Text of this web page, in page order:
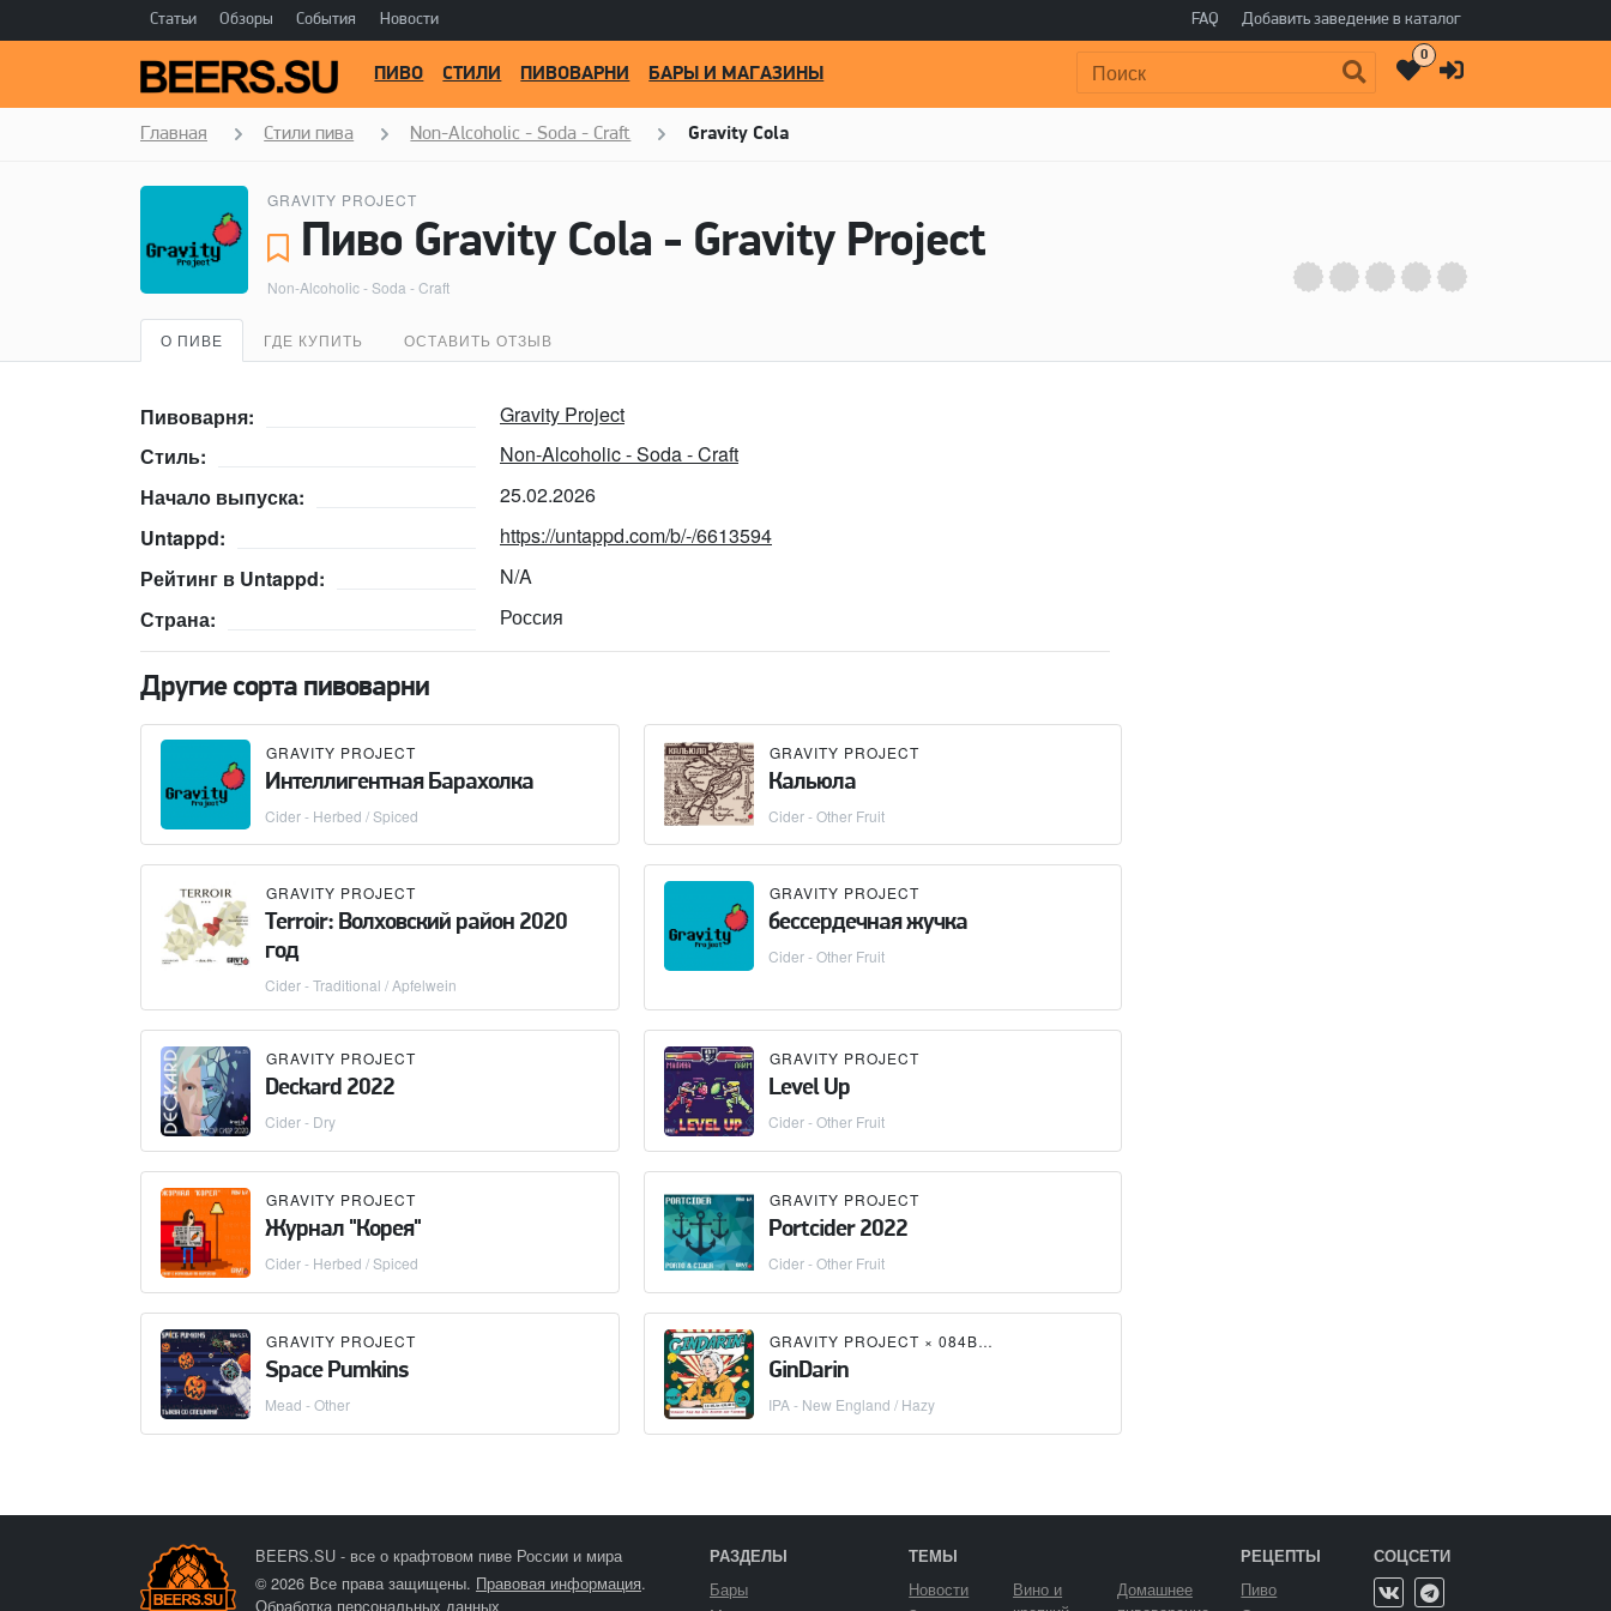
Статьи Обзоры События Новости FAQ Добавить заведение в каталог
Поиск:
ПИВО СТИЛИ ПИВОВАРНИ БАРЫ И МАГАЗИНЫ
0
Главная Стили пива Non-Alcoholic - Soda - Craft Gravity Cola
GRAVITY PROJECT
Пиво Gravity Cola - Gravity Project
Non-Alcoholic - Soda - Craft
О ПИВЕ ГДЕ КУПИТЬ ОСТАВИТЬ ОТЗЫВ
Пивоварня:
Gravity Project
Стиль:
Non-Alcoholic - Soda - Craft
Начало выпуска:
25.02.2026
Untappd:
https://untappd.com/b/-/6613594
Рейтинг в Untappd:
N/A
Страна:
Россия
Другие сорта пивоварни
GRAVITY PROJECT
Интеллигентная Барахолка
Cider - Herbed / Spiced
GRAVITY PROJECT
Кальюла
Cider - Other Fruit
GRAVITY PROJECT
Terroir: Волховский район 2020
год
Cider - Traditional / Apfelwein
GRAVITY PROJECT
бессердечная жучка
Cider - Other Fruit
GRAVITY PROJECT
Deckard 2022
Cider - Dry
GRAVITY PROJECT
Level Up
Cider - Other Fruit
GRAVITY PROJECT
Журнал "Корея"
Cider - Herbed / Spiced
GRAVITY PROJECT
Portcider 2022
Cider - Other Fruit
GRAVITY PROJECT
Space Pumkins
Mead - Other
GRAVITY PROJECT× 084BREWERY
GinDarin
IPA - New England / Hazy
BEERS.SU - все о крафтовом пиве России и мира
© 2026 Все права защищены. Правовая информация.
Обработка персональных данных
РАЗДЕЛЫ
Бары
ТЕМЫ
Новости
Вино и
Домашнее
РЕЦЕПТЫ
Пиво
СОЦСЕТИ